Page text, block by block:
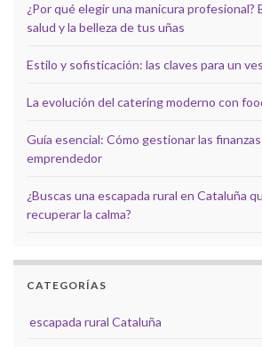
¿Por qué elegir una manicura profesional?
salud y la belleza de tus uñas
Estilo y sofisticación: las claves para un
La evolución del catering moderno con
Guía esencial: Cómo gestionar las
emprendedor
¿Buscas una escapada rural en Cataluña
recuperar la calma?
CATEGORÍAS
escapada rural Cataluña